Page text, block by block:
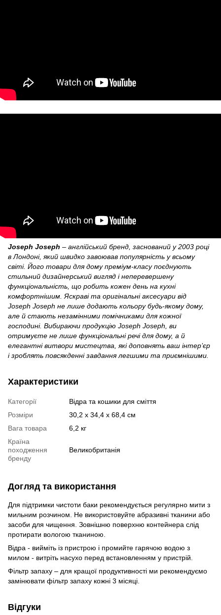
Joseph Joseph – англійський бренд, заснований у 2003 році
в Лондоні, який швидко завоював популярність у всьому
світі. Його товари для дому преміум‑класу поєднують
стильний дизайнерський вигляд і неперевершену
функціональність, що робить кожен день на кухні
комфортнішим. Яскраві та оригінальні аксесуари від
Joseph Joseph не лише додають кольору будь‑якому дому,
але й стають незамінними помічниками для кожної
господині. Вибираючи продукцію Joseph Joseph, ви
отримуєте не лише функціональні речі для дому, а й
елегантні витвори мистецтва, які доповнять ваш інтер’єр
і зроблять повсякденні завдання легшими та приємнішими.
Характеристики
Категорії
Відра та кошики для сміття
Розміри
30,2 x 34,4 x 68,4 см
Вага товара
6,2 кг
Країна
походження
бренду
Великобританія
Догляд та використання
Для підтримки чистоти баки рекомендується регулярно мити з
мильним розчином. Не використовуйте абразивні тканини або
засоби для чищення. Зовнішню поверхню контейнера слід
протирати вологою тканиною.
Відра - вийміть із пристрою і промийте гарячою водою з
милом - витріть насухо перед встановленням у пристрій.
Фільтр запаху – для кращої продуктивності ми рекомендуємо
замінювати фільтр запаху кожні 3 місяці.
Відгуки